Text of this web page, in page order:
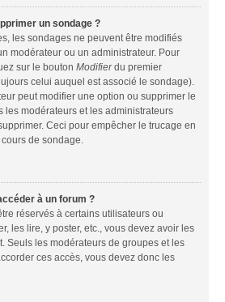
un sondage ?
les sondages ne peuvent être modifiés
modérateur ou un administrateur. Pour
sur le bouton Modifierdu premier
celui auquel est associé le sondage).
peut modifier une option ou supprimer le
les modérateurs et les administrateurs
Ceci pour empêcher le trucage en
de sondage.
à un forum ?
réservés à certains utilisateurs ou
les lire, y poster, etc., vous devez avoir les
Seuls les modérateurs de groupes et les
ces accès, vous devez donc les